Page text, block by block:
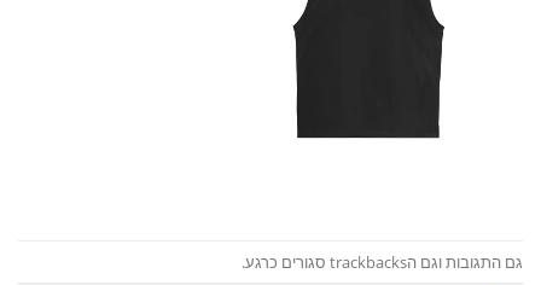
גם התגובות וגם הtrackbacks סגורים כרגע.